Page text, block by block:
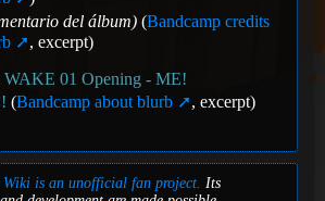
del álbum) (Bandcamp credits
, excerpt)
01 Opening - ME!
(Bandcamp about blurb , excerpt)
Wiki is an unofficial fan project. Its